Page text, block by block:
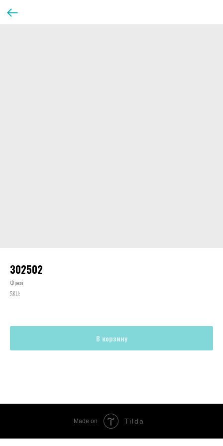
302502
Фреза
SKU:
В корзину
Made on Tilda